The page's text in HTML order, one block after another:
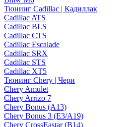
Тюнинг Cadillac | Кадиллак
Cadillac ATS
Cadillac BLS
Cadillac CTS
Cadillac Escalade
Cadillac SRX
Cadillac STS
Cadillac XT5
Тюнинг Chery | Чери
Chery Amulet
Chery Arrizo 7
Chery Bonus (A13)
Chery Bonus 3 (E3/A19)
Chery CrossEastar (B14)